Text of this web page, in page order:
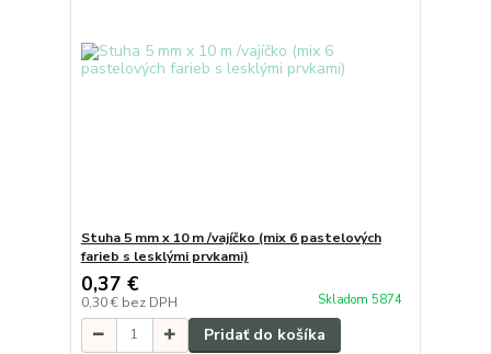
Stuha 5 mm x 10 m /vajíčko (mix 6 pastelových
farieb s lesklými prvkami)
0,37 €
0,30 € bez DPH Skladom 5874
Pridať do košíka